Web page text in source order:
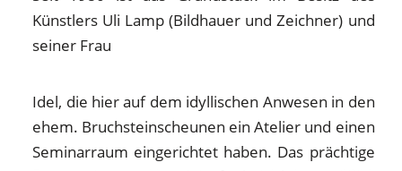
Künstlers Uli Lamp (Bildhauer und Zeichner) und
seiner Frau
Idel, die hier auf dem idyllischen Anwesen in den
ehem. Bruchsteinscheunen ein Atelier und einen
Seminarraum eingerichtet haben. Das prächtige